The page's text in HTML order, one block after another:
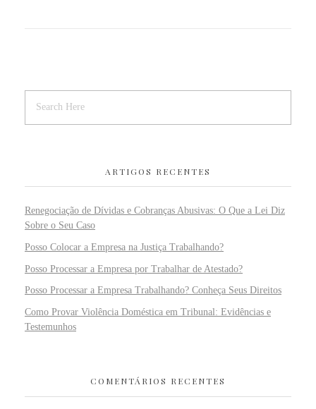
ARTIGOS RECENTES
Renegociação de Dívidas e Cobranças Abusivas: O Que a Lei Diz
Sobre o Seu Caso
Posso Colocar a Empresa na Justiça Trabalhando?
Posso Processar a Empresa por Trabalhar de Atestado?
Posso Processar a Empresa Trabalhando? Conheça Seus Direitos
Como Provar Violência Doméstica em Tribunal: Evidências e
Testemunhos
COMENTÁRIOS RECENTES